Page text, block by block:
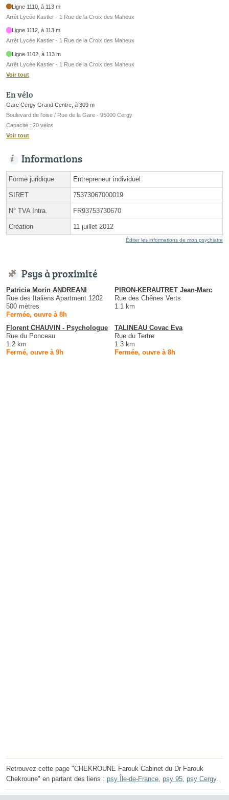
Ligne 1110, à 113 m
Arrêt Lycée Kastler - 1 Rue de la Croix des Maheux
Ligne 1112, à 113 m
Arrêt Lycée Kastler - 1 Rue de la Croix des Maheux
Ligne 1102, à 113 m
Arrêt Lycée Kastler - 1 Rue de la Croix des Maheux
Voir tout
En vélo
Gare Cergy Grand Centre, à 309 m
Boulevard de l'oise / Rue de la Gare - 95000 Cergy
Capacité : 20 vélos
Voir tout
Informations
Forme juridique Entrepreneur individuel
SIRET 75373067000019
N° TVA Intra. FR93753730670
Création 11 juillet 2012
Éditer les informations de mon psychiatre
Psys à proximité
Patricia Morin ANDREANI
Rue des Italiens Apartment 1202
500 mètres
Fermée, ouvre à 8h
PIRON-KERAUTRET Jean-Marc
Rue des Chênes Verts
1.1 km
Florent CHAUVIN - Psychologue
Rue du Ponceau
1.2 km
Fermé, ouvre à 9h
TALINEAU Covac Eva
Rue du Tertre
1.3 km
Fermée, ouvre à 8h
Retrouvez cette page "CHEKROUNE Farouk Cabinet du Dr Farouk
Chekroune" en partant des liens : psy Île-de-France, psy 95, psy Cergy.